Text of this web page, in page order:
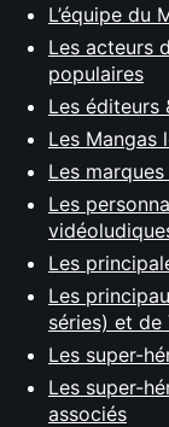
L’équipe du
Les acteurs
populaires
Les éditeurs
Les Mangas
Les
Les
Les
Les
séries) et de
Les super-
Les super-
associés